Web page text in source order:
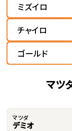
ミズイロ
チャイロ
ゴールド
マツ
マツダ
デミオ